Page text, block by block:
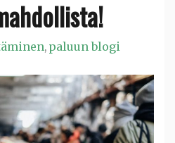
, paluun blogi